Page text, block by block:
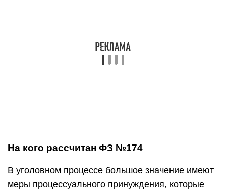
На кого рассчитан ФЗ №174
В уголовном процессе большое значение имеют
меры процессуального принуждения, которые